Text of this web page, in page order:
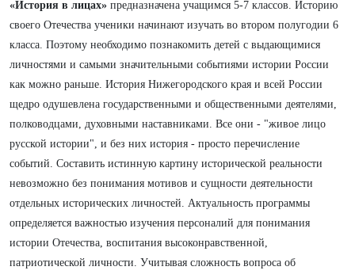
«История в лицах» предназначена учащимся 5-7 классов. Историю
своего Отечества ученики начинают изучать во втором полугодии 6
класса. Поэтому необходимо познакомить детей с выдающимися
личностями и самыми значительными событиями истории России
как можно раньше. История Нижегородского края и всей России
щедро одушевлена государственными и общественными деятелями,
полководцами, духовными наставниками. Все они - "живое лицо
русской истории", и без них история - просто перечисление
событий. Составить истинную картину исторической реальности
невозможно без понимания мотивов и сущности деятельности
отдельных исторических личностей. Актуальность программы
определяется важностью изучения персоналий для понимания
истории Отечества, воспитания высоконравственной,
патриотической личности. Учитывая сложность вопроса об